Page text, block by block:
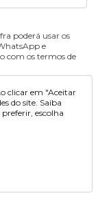
poderá usar os
e
com os termos de
clicar em "Aceitar
do site. Saiba
preferir, escolha